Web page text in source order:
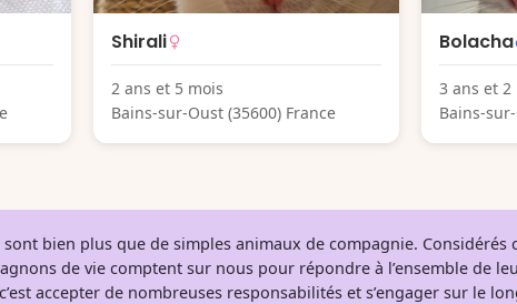
Shirali
2 ans et 5 mois
Bains-sur-Oust (35600) France
Bolacha
3 ans et 2
Bains-
sont bien plus que de simples animaux de compagnie.
de vie comptent sur nous pour répondre à l’ensemble de
accepter de nombreuses responsabilités et s’engager sur le